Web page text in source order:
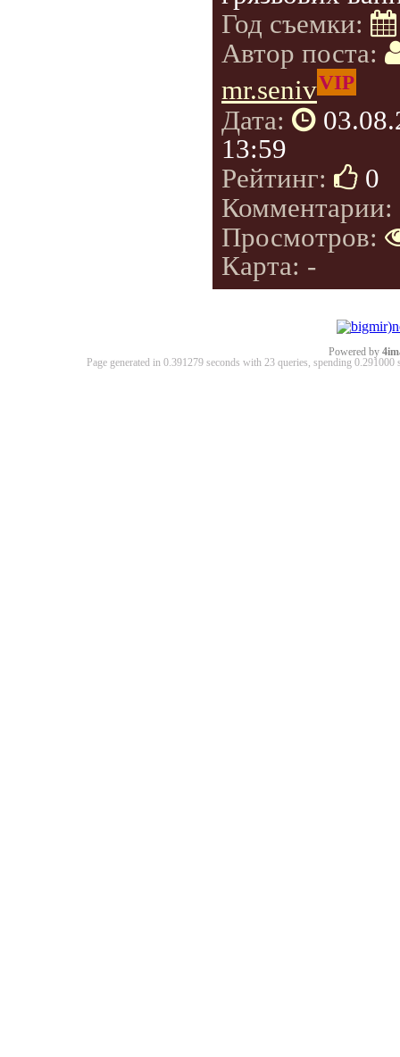
Год съемки:
Автор поста:
mr.senivVIP
Дата:
13:59
Рейтинг:
0
Комментарии:
Просмотров:
Карта: -
Powered by
Page generated in 0.391279 seconds with 23 queries, spending